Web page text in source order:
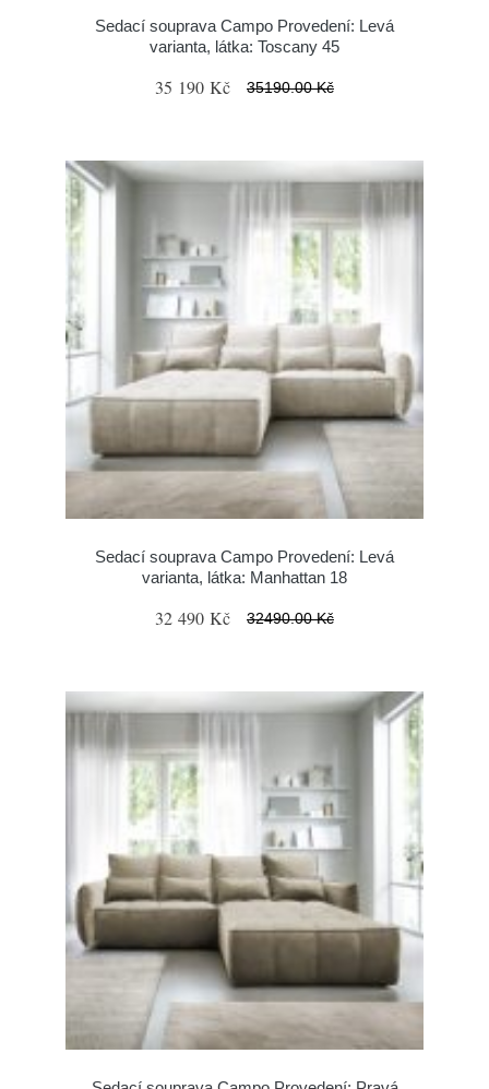
Sedací souprava Campo Provedení: Levá
varianta, látka: Toscany 45
35 190 Kč 35190.00 Kč
Sedací souprava Campo Provedení: Levá
varianta, látka: Manhattan 18
32 490 Kč 32490.00 Kč